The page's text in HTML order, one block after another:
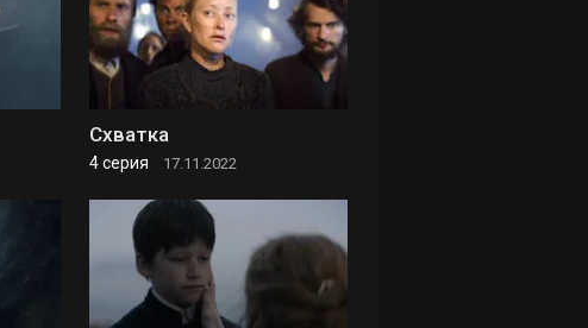
Схватка
4 серия 17.11.2022